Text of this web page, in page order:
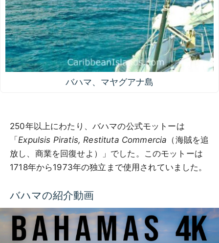
バハマ、マヤグアナ島
250年以上にわたり、バハマの公式モットーは
「Expulsis Piratis, Restituta Commercia （海賊を追
放し、商業を回復せよ）」でした。このモットーは
1718年から1973年の独立まで使用されていました。
バハマの紹介動画